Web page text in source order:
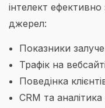
інтелект
джерел:
Показники
Трафік на вебсайті
Поведінка
CRM та